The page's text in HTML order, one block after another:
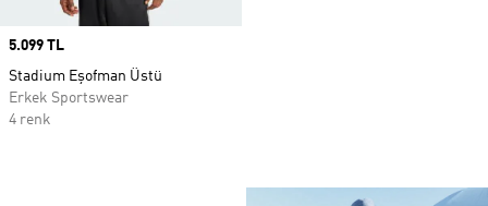
Price
5.099 TL
Stadium Eşofman Üstü
Erkek Sportswear
4 renk